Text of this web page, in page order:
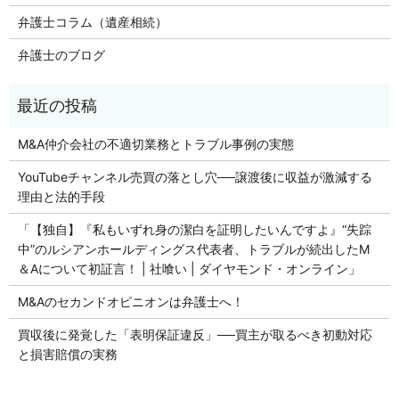
弁護士コラム（遺産相続）
弁護士のブログ
M&A仲介会社の不適切業務とトラブル事例の実態
YouTubeチャンネル売買の落とし穴──譲渡後に収益が激減する
理由と法的手段
「【独自】『私もいずれ身の潔白を証明したいんですよ』“失踪
中”のルシアンホールディングス代表者、トラブルが続出したM
＆Aについて初証言！ | 社喰い | ダイヤモンド・オンライン」
M&Aのセカンドオピニオンは弁護士へ！
買収後に発覚した「表明保証違反」──買主が取るべき初動対応
と損害賠償の実務